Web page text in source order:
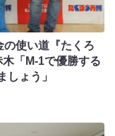
の使い道『たくろ
「M-1で優勝する
しょう」